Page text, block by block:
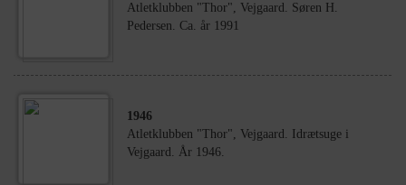
Atletklubben "Thor", Vejgaard. Søren H.
Pedersen. Ca. år 1991
1946
Atletklubben "Thor", Vejgaard. Idrætsuge i
Vejgaard. År 1946.